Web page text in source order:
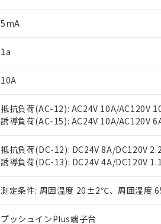
5mA
1a
10A
抵抗負荷(AC-12): AC24V 10A/AC120V
誘導負荷(AC-15): AC24V 10A/AC120V
抵抗負荷(DC-12): DC24V 8A/DC120V
誘導負荷(DC-13): DC24V 4A/DC120V
測定条件: 周囲温度 20±2℃、周囲湿度
プッシュインPlus端子台
以下の条件をお読みいただき、同意
くものです。
在庫状況および標準価格照会結
正式な納期状況および標準価格
当社販売員にご相談ください。
オムロン制御機器販売店や当社
す。
マイパーツ機能（部品リスト作
ている必要があります。
お客様が当ウェブサイト上で当
が、当社の製品・サービスに関
さい。
*EU RoHS指令（10物質）：
鉛(Pb) 1000ppm以下、 水銀(Hg) 1000ppm以
ル（DBP） 1000ppm以下、フタル酸ジイソブ
フタル酸エステル類の４物質については閾値を
※2 対応予定月
※3 非含有証明書ダウンロード
下記の非含有証明書をダウンロードす
「○」：最大均質材料含有率が中国
「×」：最大均質材料含有率が中国
「－」：未確認です。当社販売部門
Cr(Ⅵ)(六価クロム) : 1000ppm、 PBBs(ポリ臭化
DEHP(フタル酸ビス(2-エチルヘキシル)) :
※2 環境保護使用期限
「ｅ」：有害物質（10物質）のすべ
「10」：通常の使用状況下において
「－」：未確認です。当社販売部門
う）を輸出または国外への提供
当社は規制貨物を破棄する場合
当社は貴社製品を、核兵器、ミ
置等に一切使用いたしません。
当社は、貴社製品を第三者に販
また当社は、販売先および販売
合
△ 一定数には満たないが在庫
－
在庫なし(最新の在庫状況
機器販売店・当社販売員に
空
白
受注生産機種、また在庫状